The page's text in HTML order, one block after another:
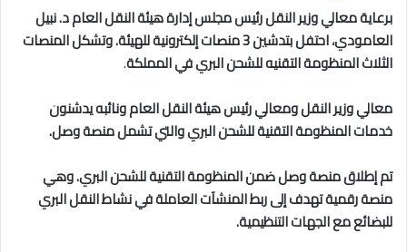
برعاية معالي وزير النقل رئيس مجلس إدارة هيئة النقل العام د. نبيل
العامودي، احتفل بتدشين 3 منصات إلكترونية للهيئة. وتشكل المنصات
الثلاث المنظومةالتقنيه للشحن البري في المملكة.
معالي وزير النقل ومعالي رئيس هيئة النقل العام ونائبه يدشنون
خدمات المنظومة التقنية للشحن البري والتي تشمل منصة وصل.
تم إطلاق منصة وصل ضمن المنظومة التقنية للشحن البري. وهي
منصة رقمية تهدف إلى ربط المنشآت العاملة في نشاط النقل البري
للبضائع مع الجهات التنظيمية.